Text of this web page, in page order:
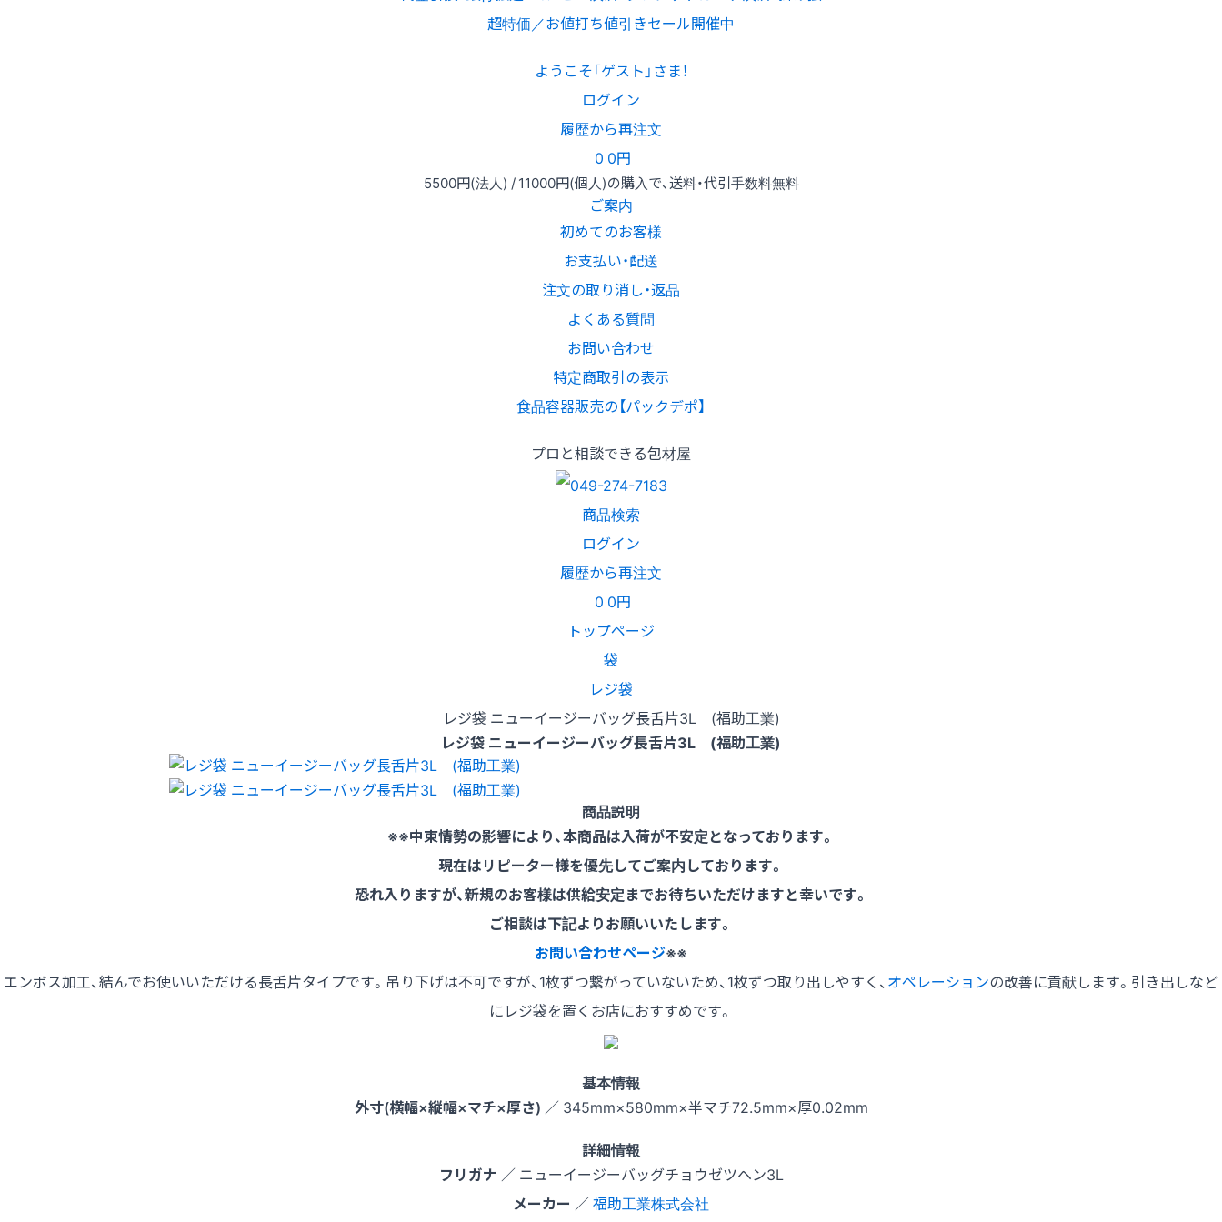
超特価／お値打ち値引きセール開催中
ようこそ「ゲスト」さま！
ログイン
履歴から再注文
0 0円
5500円(法人) /11000円(個人)の購入で、送料・代引手数料無料
ご案内
初めてのお客様
お支払い・配送
注文の取り消し・返品
よくある質問
お問い合わせ
特定商取引の表示
食品容器販売の【パックデポ】
プロと相談できる包材屋
商品検索
ログイン
履歴から再注文
0 0円
トップページ
袋
レジ袋
レジ袋 ニューイージーバッグ長舌片3L (福助工業)
レジ袋 ニューイージーバッグ長舌片3L (福助工業)
商品説明
※※中東情勢の影響により、本商品は入荷が不安定となっております。
現在はリピーター様を優先してご案内しております。
恐れ入りますが、新規のお客様は供給安定までお待ちいただけますと幸いです。
ご相談は下記よりお願いいたします。
お問い合わせページ※※
エンボス加工、結んでお使いいただける長舌片タイプです。吊り下げは不可ですが、1枚ずつ繋がっていないため、1枚ずつ取り出しやすく、 オペレーションの改善に貢献します。引き出しなど
にレジ袋を置くお店におすすめです。
基本情報
外寸(横幅×縦幅×マチ×厚さ) ／ 345mm×580mm×半マチ72.5mm×厚0.02mm
詳細情報
フリガナ ／ ニューイージーバッグチョウゼツヘン3L
メーカー ／福助工業株式会社